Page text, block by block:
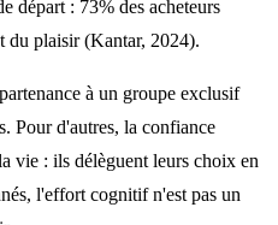
départ : 73% des acheteurs
du plaisir (Kantar, 2024).
à un groupe exclusif
Pour d'autres, la confiance
vie : ils délèguent leurs choix en
l'effort cognitif n'est pas un